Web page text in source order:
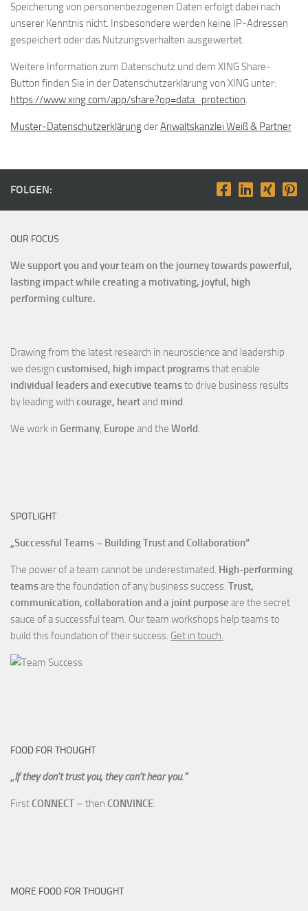
Speicherung von personenbezogenen Daten erfolgt dabei nach
unserer Kenntnis nicht. Insbesondere werden keine IP-Adressen
gespeichert oder das Nutzungsverhalten ausgewertet.
Weitere Information zum Datenschutz und dem XING Share-
Button finden Sie in der Datenschutzerklärung von XING unter:
https://www.xing.com/app/share?op=data_protection.
Muster-DatenschutzerklärungderAnwaltskanzlei Weiß & Partner
FOLGEN:
OUR FOCUS
We support you and your team on the journey towards powerful,
lasting impact while creating a motivating, joyful, high
performing culture.
Drawing from the latest research in neuroscience and leadership
we design customised, high impact programsthat enable
individual leaders and executive teamsto drive business results
by leading with courage, heartand mind.
We work in Germany, Europe and the World.
SPOTLIGHT
„Successful Teams – Building Trust and Collaboration“
The power of a team cannot be underestimated. High-performing
teamsare the foundation of any business success. Trust,
communication, collaboration and a joint purpose are the secret
sauce of a successful team. Our team workshops help teams to
build this foundation of their success. Get in touch.
FOOD FOR THOUGHT
„If they don’t trust you, they can’t hear you.“
FirstCONNECT – then CONVINCE.
MORE FOOD FOR THOUGHT